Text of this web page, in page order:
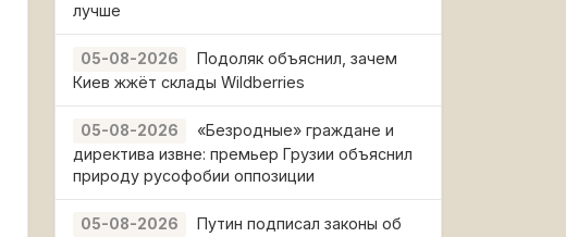
лучше
05-08-2026
Подоляк объяснил, зачем
Киев жжёт склады Wildberries
05-08-2026
«Безродные» граждане и
директива извне: премьер Грузии объяснил
природу русофобии оппозиции
05-08-2026
Путин подписал законы об